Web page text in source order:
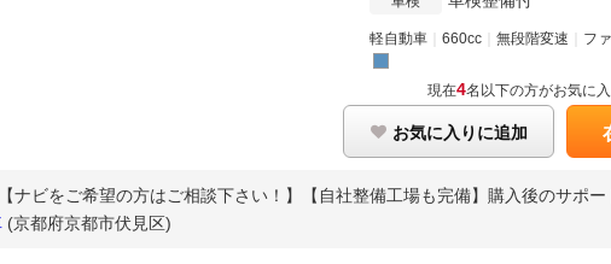
軽自動車｜ 660cc｜ 無段階変速 フ
現在4名以下の方がお気に
お気に入りに追加
ナビをご希望の方はご相談下さい！】【自社整備工場も完備】購入後のサポー
(京都府京都市伏見区)